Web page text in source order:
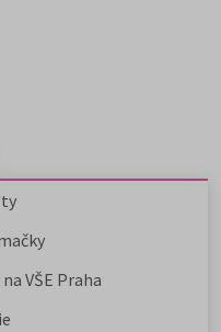
VŠE Praha